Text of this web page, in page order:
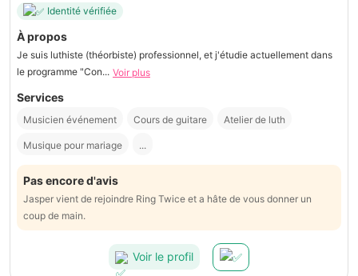
Identité vérifiée
À propos
Je suis luthiste (théorbiste) professionnel, et j'étudie actuellement dans
le programme "Con... Voir plus
Services
Musicien événement Cours de guitare Atelier de luth
Musique pour mariage ...
Pas encore d'avis
Jasper vient de rejoindre Ring Twice et a hâte de vous donner un
coup de main.
Voir le profil